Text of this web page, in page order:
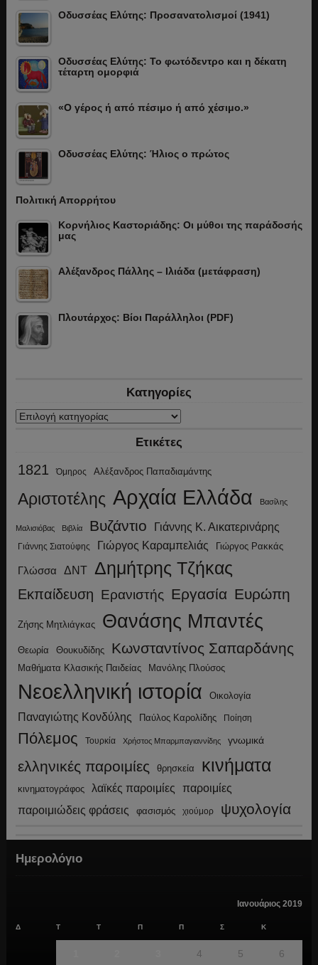
Οδυσσέας Ελύτης: Προσανατολισμοί (1941)
Οδυσσέας Ελύτης: Το φωτόδεντρο και η δέκατη
τέταρτη ομορφιά
«Ο γέρος ή από πέσιμο ή από χέσιμο.»
Οδυσσέας Ελύτης: Ήλιος ο πρώτος
Πολιτική Απορρήτου
Κορνήλιος Καστοριάδης: Οι μύθοι της παράδοσής
μας
Αλέξανδρος Πάλλης – Ιλιάδα (μετάφραση)
Πλουτάρχος: Βίοι Παράλληλοι (PDF)
Κατηγορίες
Κατηγορίες
Ετικέτες
1821 Όμηρος Αλέξανδρος Παπαδιαμάντης
Αριστοτέλης Αρχαία Ελλάδα Βασίλης
Μαλισιόβας Βιβλία Βυζάντιο Γιάννης Κ. Αικατερινάρης
Γιάννης Σιατούφης Γιώργος Καραμπελιάς Γιώργος Ρακκάς
Γλώσσα ΔΝΤ Δημήτρης Τζήκας
Εκπαίδευση Ερανιστής Εργασία Ευρώπη
Ζήσης Μητλιάγκας Θανάσης Μπαντές
Θεωρία Θουκυδίδης Κωνσταντίνος Σαπαρδάνης
Μαθήματα Κλασικής Παιδείας Μανόλης Πλούσος
Νεοελληνική ιστορία Οικολογία
Παναγιώτης Κονδύλης Παύλος Καρολίδης Ποίηση
Πόλεμος Τουρκία Χρήστος Μπαρμπαγιαννίδης γνωμικά
ελληνικές παροιμίες θρησκεία κινήματα
κινηματογράφος λαϊκές παροιμίες παροιμίες
παροιμιώδεις φράσεις φασισμός χιούμορ ψυχολογία
Ημερολόγιο
Ιανουάριος 2019
Δ Τ Τ Π Π Σ Κ
4 5 6